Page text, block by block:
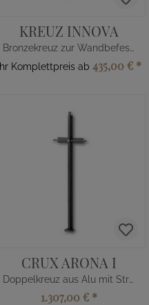
KREUZ INNOVA
Bronzekreuz zur Wandbefestigung
Ihr Komplettpreis ab 435,00 € *
CRUX ARONA I
Doppelkreuz aus Alu mit Strass
1.307,00 € *